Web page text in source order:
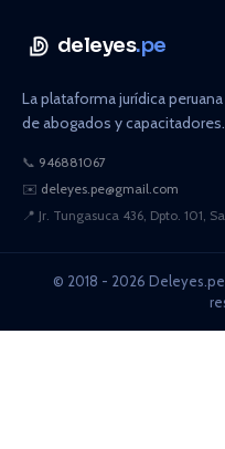
deleyes.pe
La plataforma jurídica
de abogados y capacitadores.
📞 946881067
✉️ deleyes.pe@gmail.com
📍 Jr. Tungasuca 436, Dpto. 101,
© 2018 - 2026